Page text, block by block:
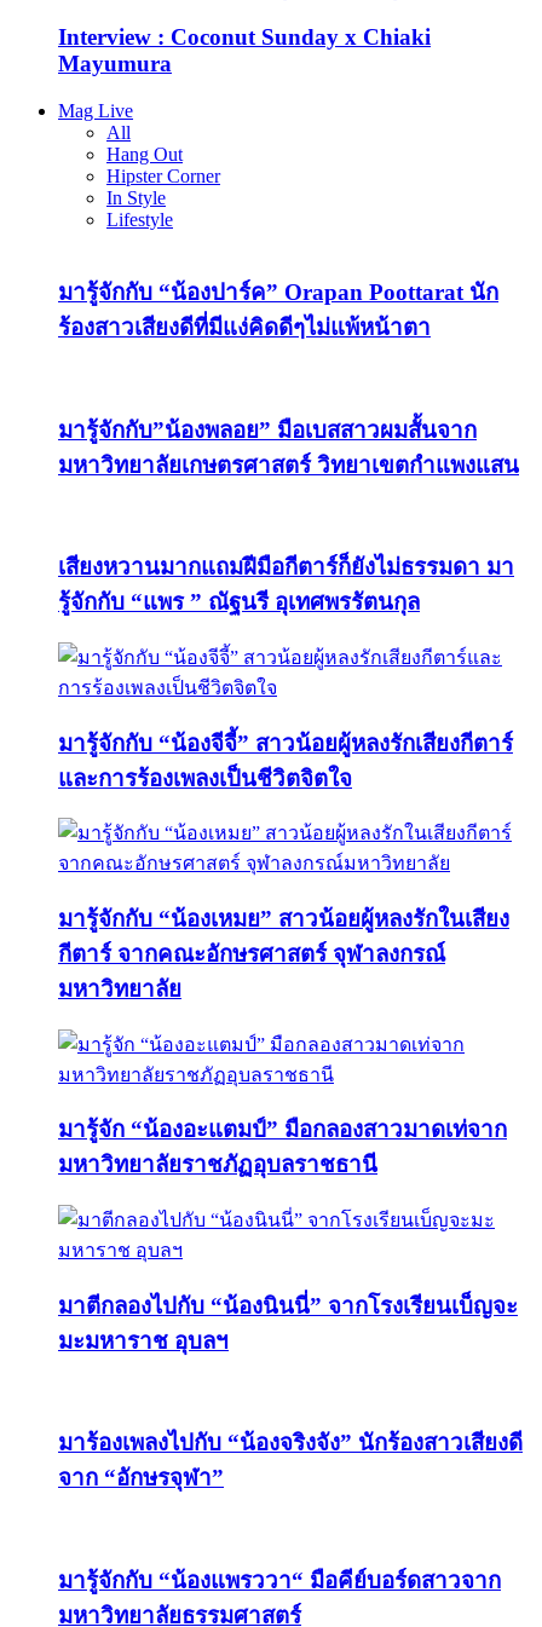
Interview : Coconut Sunday x Chiaki
Mayumura
Mag Live
All
Hang Out
Hipster Corner
In Style
Lifestyle
มารู้จักกับ “น้องปาร์ค” Orapan Poottarat นัก
ร้องสาวเสียงดีที่มีแง่คิดดีๆไม่แพ้หน้าตา
มารู้จักกับ”น้องพลอย” มือเบสสาวผมสั้นจาก
มหาวิทยาลัยเกษตรศาสตร์ วิทยาเขตกำแพงแสน
เสียงหวานมากแถมฝีมือกีตาร์ก็ยังไม่ธรรมดา มา
รู้จักกับ “แพร ” ณัฐนรี อุเทศพรรัตนกุล
มารู้จักกับ “น้องจีจี้” สาวน้อยผู้หลงรักเสียงกีตาร์
และการร้องเพลงเป็นชีวิตจิตใจ
มารู้จักกับ “น้องเหมย” สาวน้อยผู้หลงรักในเสียง
กีตาร์ จากคณะอักษรศาสตร์ จุฬาลงกรณ์
มหาวิทยาลัย
มารู้จัก “น้องอะแตมป์” มือกลองสาวมาดเท่จาก
มหาวิทยาลัยราชภัฏอุบลราชธานี
มาตีกลองไปกับ “น้องนินนี่” จากโรงเรียนเบ็ญจะ
มะมหาราช อุบลฯ
มาร้องเพลงไปกับ “น้องจริงจัง” นักร้องสาวเสียงดี
จาก “อักษรจุฬา”
มารู้จักกับ “น้องแพรววา“ มือคีย์บอร์ดสาวจาก
มหาวิทยาลัยธรรมศาสตร์